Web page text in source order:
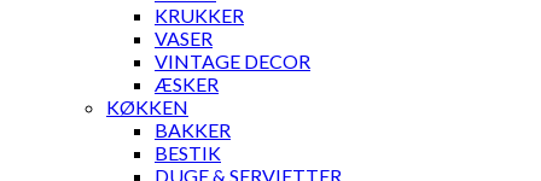
KRUKKER
VASER
VINTAGE DECOR
ÆSKER
KØKKEN
BAKKER
BESTIK
DUGE & SERVIETTER